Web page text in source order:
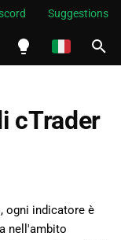
Suggestions
Español
Melayu
cTrader
ogni indicatore è
nell'ambito